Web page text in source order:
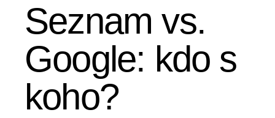
Seznam vs.
Google: kdo s
koho?